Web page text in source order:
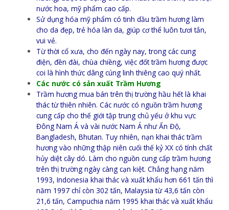
nước hoa, mỹ phẩm cao cấp.
Sử dụng hóa mỹ phẩm có tinh dầu trầm hương làm
cho da đẹp, trẻ hóa làn da, giúp cơ thể luôn tươi tắn,
vui vẻ.
Từ thời cổ xưa, cho đến ngày nay, trong các cung
điện, đền đài, chùa chiềng, việc đốt trầm hương được
coi là hình thức dâng cúng linh thiêng cao quý nhất.
Các nước có sản xuất Trầm Hương
Trầm hương mua bán trên thị trường hầu hết là khai
thác từ thiên nhiên. Các nước có nguồn trầm hương
cung cấp cho thế giới tập trung chủ yếu ở khu vực
Đông Nam Á và vài nước Nam Á như Ấn Độ,
Bangladesh, Bhutan. Tuy nhiên, nạn khai thác trầm
hương vào những thập niên cuối thế kỷ XX có tính chất
hủy diệt cây dó. Làm cho nguồn cung cấp trầm hương
trên thị trường ngày càng cạn kiệt. Chẳng hạng năm
1993, Indonesia khai thác và xuất khẩu hơn 661 tấn thì
năm 1997 chỉ còn 302 tấn, Malaysia từ 43,6 tấn còn
21,6 tấn, Campuchia năm 1995 khai thác và xuất khẩu